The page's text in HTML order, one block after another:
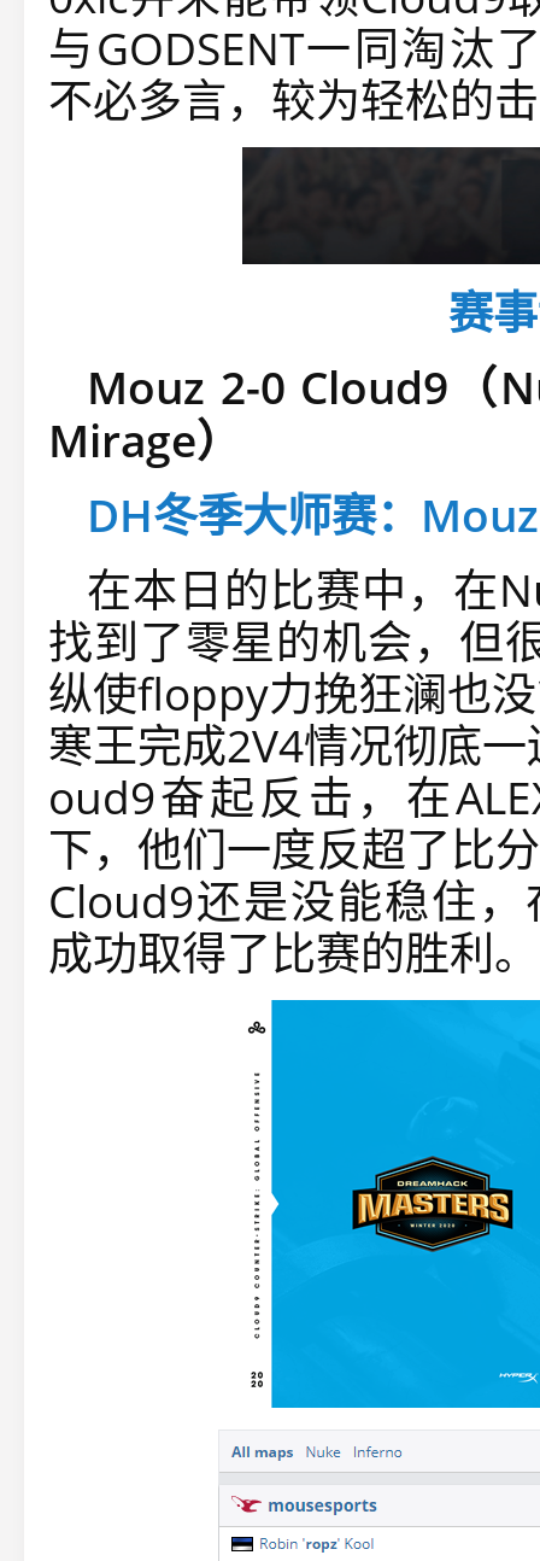
与GODSENT一同淘汰
不必多言，较为轻松的
赛
Mouz 2-0 Cloud9（
Mirage）
DH冬季大师赛：
在本日的比赛中，在
找到了零星的机会，但
纵使floppy力挽狂澜也
寒王完成2V4情况彻底
oud9奋起反击，在
下，他们一度反超了比
Cloud9还是没能稳住
成功取得了比赛的胜利。